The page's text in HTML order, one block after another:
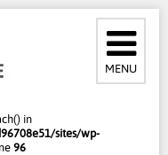
MENU
in
sites/wp-
96